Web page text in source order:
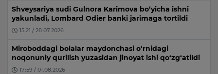
Shveysariya sudi Gulnora Karimova bo‘yicha ishni
yakunladi, Lombard Odier banki jarimaga tortildi
15:21 / 28.07.2026
Miroboddagi bolalar maydonchasi o‘rnidagi
noqonuniy qurilish yuzasidan jinoyat ishi qo‘zg‘atildi
17:59 / 01.08.2026